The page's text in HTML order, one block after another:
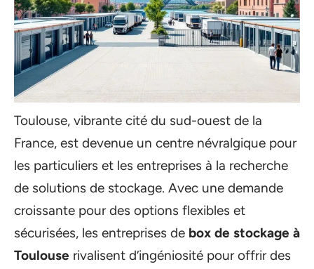
Toulouse, vibrante cité du sud-ouest de la
France, est devenue un centre névralgique pour
les particuliers et les entreprises à la recherche
de solutions de stockage. Avec une demande
croissante pour des options flexibles et
sécurisées, les entreprises de box de stockage à
Toulouse rivalisent d’ingéniosité pour offrir des